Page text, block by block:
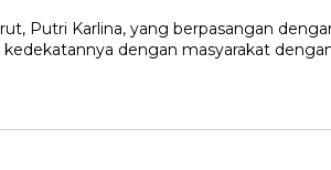
Putri Karlina, yang berpasangan
dengan masyarakat